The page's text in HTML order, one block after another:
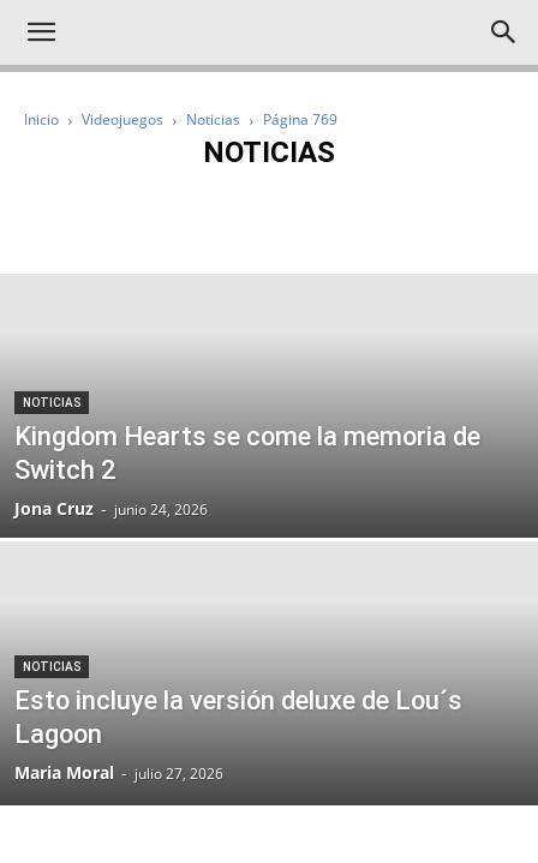
Inicio Videojuegos Noticias Página 769
NOTICIAS
NOTICIAS
Kingdom Hearts se come la memoria de
Switch 2
Jona Cruz - junio 24, 2026
NOTICIAS
Esto incluye la versión deluxe de Lou´s
Lagoon
Maria Moral - julio 27, 2026